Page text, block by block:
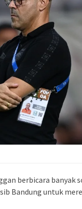
berbicara
Bandung untuk